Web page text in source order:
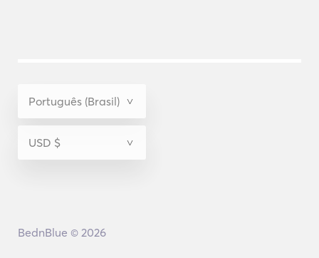
BednBlue © 2026